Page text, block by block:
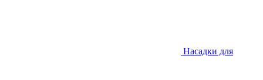
Насадки для